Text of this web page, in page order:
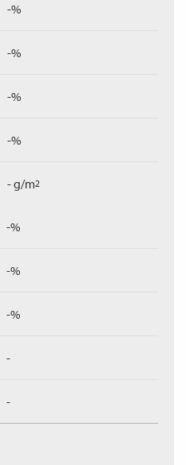
-%
-%
-%
-%
- g/m2
-%
-%
-%
-
-